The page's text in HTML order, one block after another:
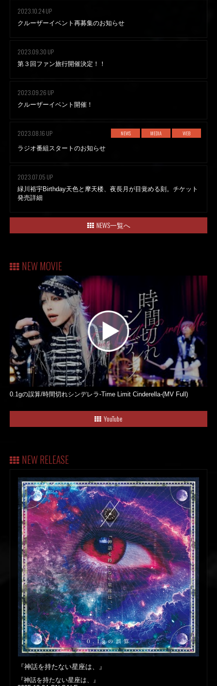
2023.10.24 UP
クルーザーイベント再募集のお知らせ
2023.09.30 UP
第３回ファン旅行開催決定！！
2023.09.26 UP
クルーザーイベント開催！
2023.08.16 UP NEWS MEDIA WEB
ラジオ番組スタートのお知らせ
2023.07.05 UP
緑川裕宇Birthday天色と摩天楼、夜長月が目覚める刻。チケット
発売詳細
NEWS一覧へ
NEW MOVIE
0.1gの誤算/時間切れシンデレラ-Time Limit Cinderella-(MV Full)
YouTube
NEW RELEASE
『神話を持たない星座は、』
『神話を持たない星座は、』